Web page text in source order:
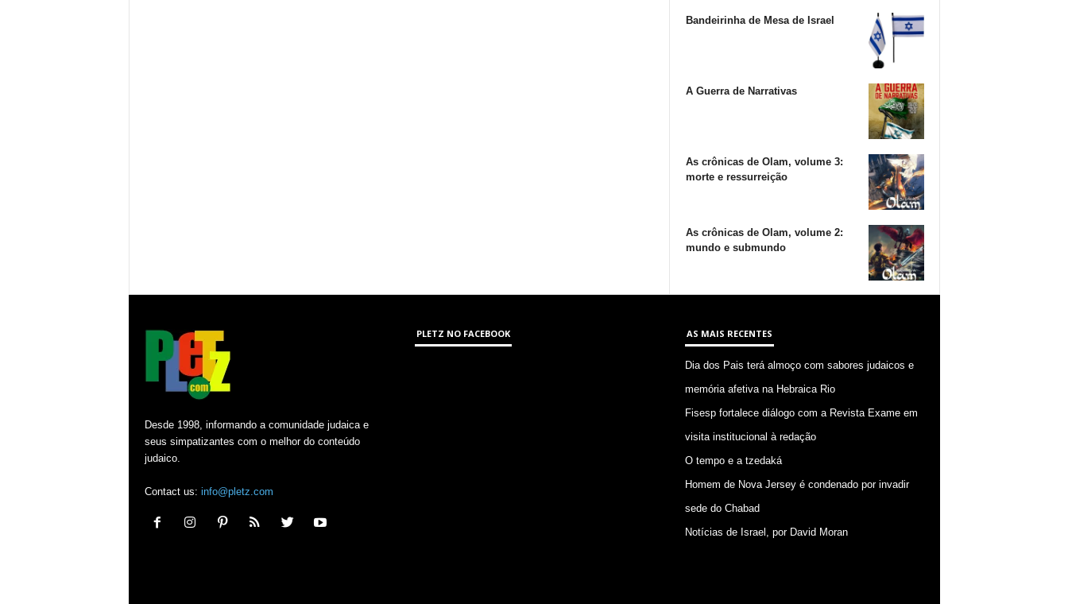
Bandeirinha de Mesa de Israel
A Guerra de Narrativas
As crônicas de Olam, volume 3:
morte e ressurreição
As crônicas de Olam, volume 2:
mundo e submundo
Desde 1998, informando a comunidade judaica e
seus simpatizantes com o melhor do conteúdo
judaico.
Contact us: info@pletz.com
PLETZ NO FACEBOOK AS MAIS RECENTES
Dia dos Pais terá almoço com sabores judaicos e
memória afetiva na Hebraica Rio
Fisesp fortalece diálogo com a Revista Exame em
visita institucional à redação
O tempo e a tzedaká
Homem de Nova Jersey é condenado por invadir
sede do Chabad
Notícias de Israel, por David Moran